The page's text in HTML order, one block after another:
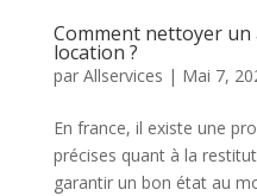
Comment nettoyer
location ?
par Allservices | Mai 7,
En france, il existe une
précises quant à la
garantir un bon état au